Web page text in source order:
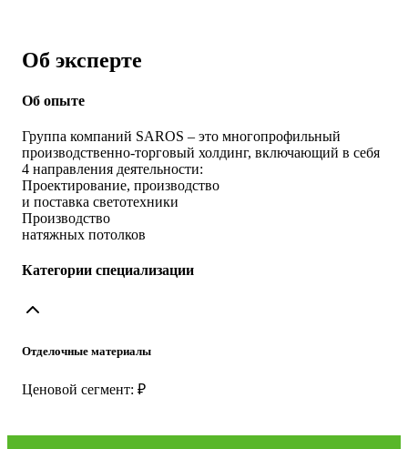
Об эксперте
Об опыте
Группа компаний SAROS – это многопрофильный
производственно-торговый холдинг, включающий в себя
4 направления деятельности:
Проектирование, производство
и поставка светотехники
Производство
натяжных потолков
Категории специализации
Отделочные материалы
Ценовой сегмент: ₽